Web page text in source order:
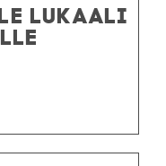
LUKAALI